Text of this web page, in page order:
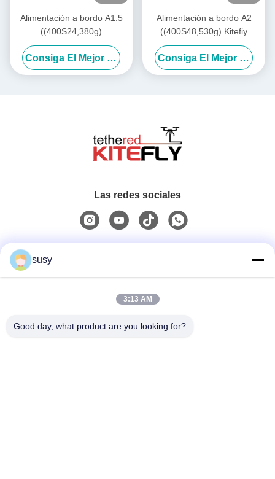
Alimentación a bordo A1.5
((400S24,380g)
Consiga El Mejor Precio
Alimentación a bordo A2
((400S48,530g) Kitefiy
Consiga El Mejor Precio
Las redes sociales
0086-19952400441
susy
3:13 AM
Good day, what product are you looking for?